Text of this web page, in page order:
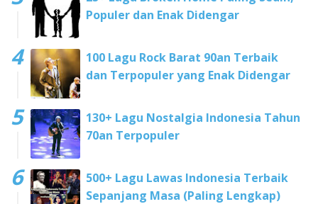
Populer dan Enak Didengar
100 Lagu Rock Barat 90an Terbaik
dan Terpopuler yang Enak Didengar
130+ Lagu Nostalgia Indonesia Tahun
70an Terpopuler
500+ Lagu Lawas Indonesia Terbaik
Sepanjang Masa (Paling Lengkap)